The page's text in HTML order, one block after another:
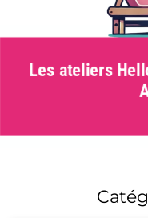
Les ateliers